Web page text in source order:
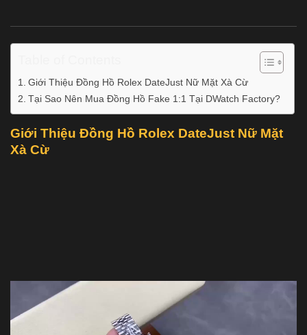
Giới Thiệu Đồng Hồ Rolex DateJust Nữ Mặt Xà Cừ
Tại Sao Nên Mua Đồng Hồ Fake 1:1 Tại DWatch Factory?
Giới Thiệu Đồng Hồ Rolex DateJust Nữ Mặt
Xà Cừ